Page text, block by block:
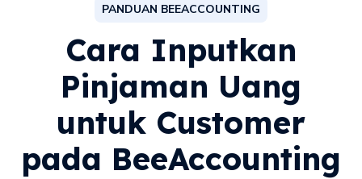
PANDUAN BEEACCOUNTING
Cara Inputkan
Pinjaman Uang
untuk Customer
pada BeeAccounting